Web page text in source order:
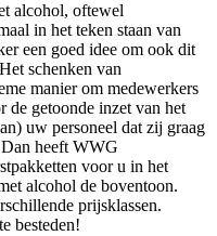
alcohol, oftewel
in het teken staan van
een goed idee om ook dit
schenken van
manier om medewerkers
de getoonde inzet van het
uw personeel dat zij graag
heeft WWG
voor u in het
alcohol de boventoon.
prijsklassen.
besteden!